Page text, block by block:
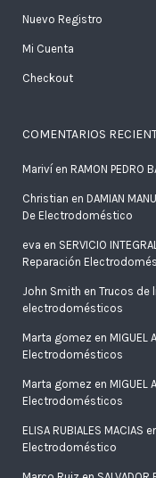
Nuevo Registro
Mi Cuenta
Checkout
COMENTARIOS
Marivíen RAMON PEDRO
Christian en DAMIAN
De Electrodoméstico
eva en SERVICIO
Reparación
John Smith en Trucos de
electrodomésticos
Marta gomez en MIGUEL
Electrodomésticos
Marta gomez en MIGUEL
Electrodomésticos
ELISA RUBIALES MACIAS
Electrodoméstico